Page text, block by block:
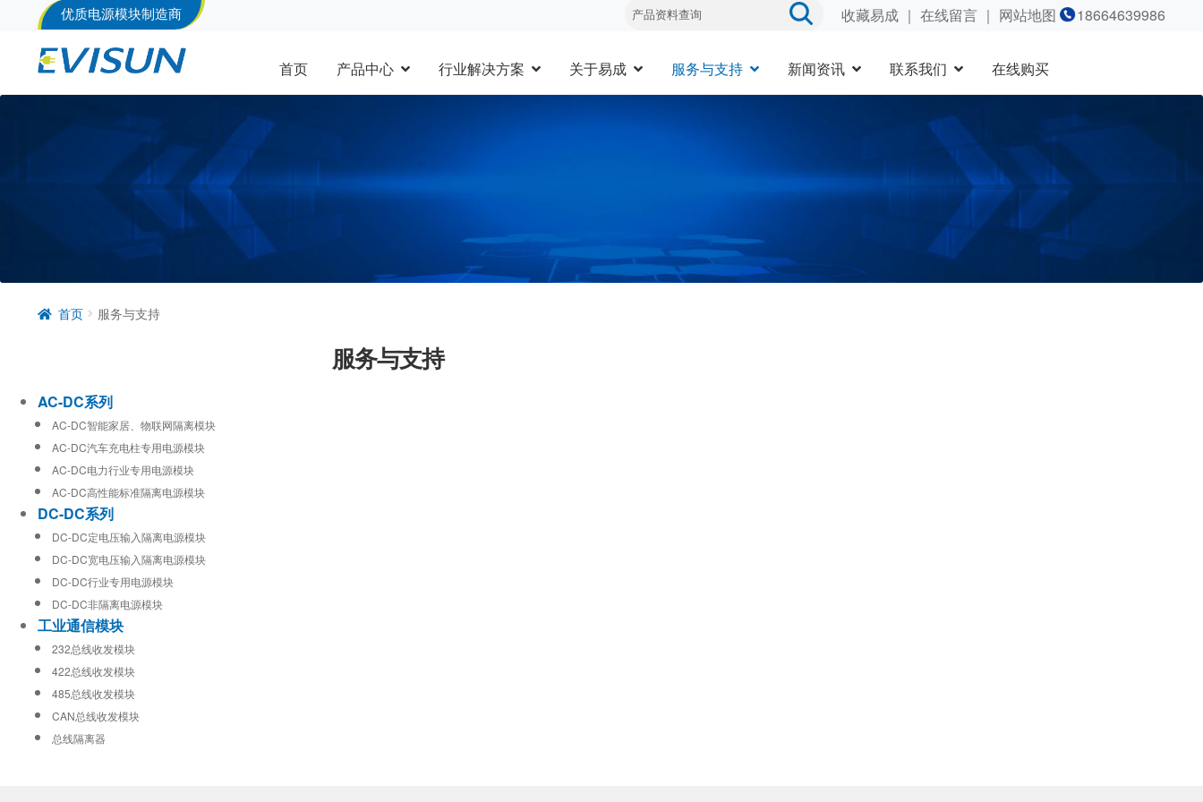
优质电源模块制造商 收藏易成｜ 在线留言｜ 网站地图 18664639986
首页 产品中心 行业解决方案 关于易成 服务与支持 新闻资讯 联系我们 在线购买
首页 服务与支持
服务与支持
AC-DC系列
AC-DC智能家居、物联网隔离模块
AC-DC汽车充电柱专用电源模块
AC-DC电力行业专用电源模块
AC-DC高性能标准隔离电源模块
DC-DC系列
DC-DC定电压输入隔离电源模块
DC-DC宽电压输入隔离电源模块
DC-DC行业专用电源模块
DC-DC非隔离电源模块
工业通信模块
232总线收发模块
422总线收发模块
485总线收发模块
CAN总线收发模块
总线隔离器